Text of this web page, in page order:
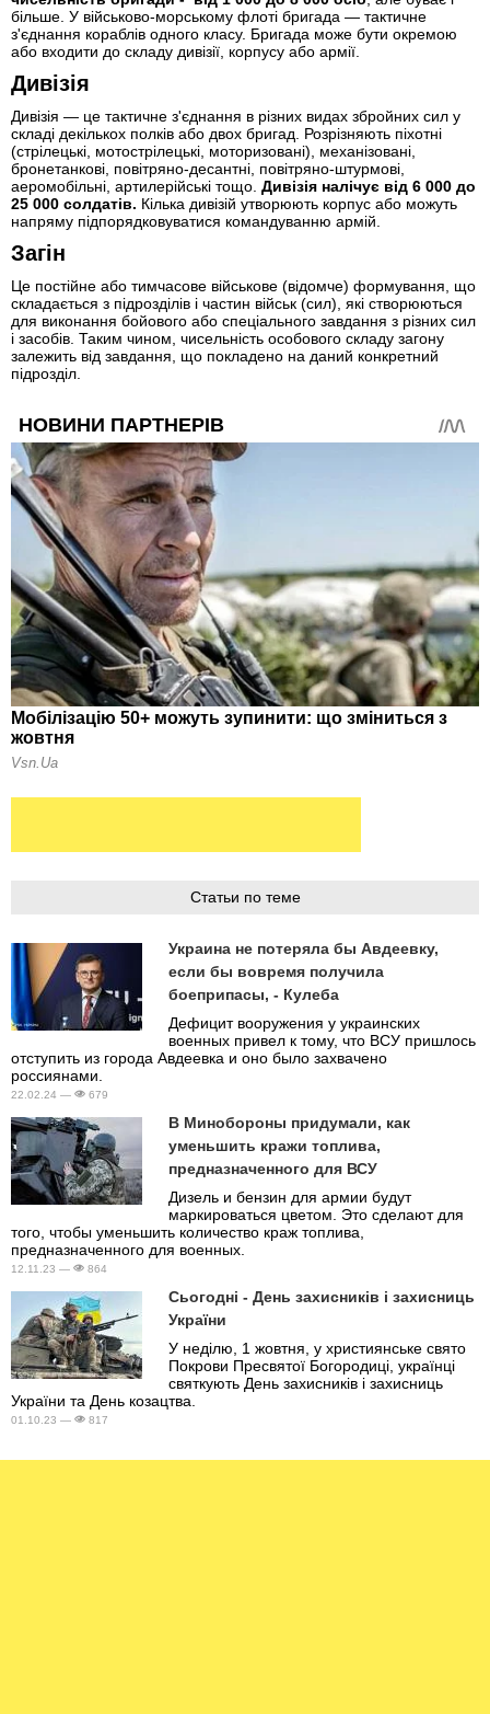
більше. У військово-морському флоті бригада — тактичне
з'єднання кораблів одного класу. Бригада може бути окремою
або входити до складу дивізії, корпусу або армії.
Дивізія
Дивізія — це тактичне з'єднання в різних видах збройних сил у
складі декількох полків або двох бригад. Розрізняють піхотні
(стрілецькі, мотострілецькі, моторизовані), механізовані,
бронетанкові, повітряно-десантні, повітряно-штурмові,
аеромобільні, артилерійські тощо. Дивізія налічує від 6 000 до
25 000 солдатів. Кілька дивізій утворюють корпус або можуть
напряму підпорядковуватися командуванню армій.
Загін
Це постійне або тимчасове військове (відомче) формування, що
складається з підрозділів і частин військ (сил), які створюються
для виконання бойового або спеціального завдання з різних сил
і засобів. Таким чином, чисельність особового складу загону
залежить від завдання, що покладено на даний конкретний
підрозділ.
Статьи по теме
Украина не потеряла бы Авдеевку,
если бы вовремя получила
боеприпасы, - Кулеба
Дефицит вооружения у украинских
военных привел к тому, что ВСУ пришлось
отступить из города Авдеевка и оно было захвачено
россиянами.
22.02.24 — 679
В Минобороны придумали, как
уменьшить кражи топлива,
предназначенного для ВСУ
Дизель и бензин для армии будут
маркироваться цветом. Это сделают для
того, чтобы уменьшить количество краж топлива,
предназначенного для военных.
12.11.23 — 864
Сьогодні - День захисників і захисниць
України
У неділю, 1 жовтня, у християнське свято
Покрови Пресвятої Богородиці, українці
святкують День захисників і захисниць
України та День козацтва.
01.10.23 — 817